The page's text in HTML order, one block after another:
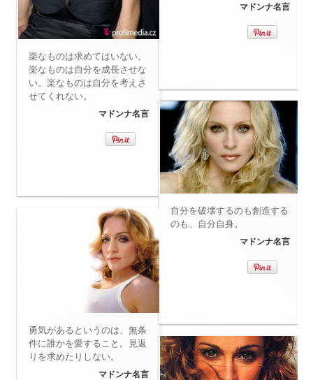
楽なものは求めてはいない。
楽なものは自分を成長させな
い。楽なものは自分を考えさ
せてくれない。
マドンナ名言
勇気があるというのは、無条
件に誰かを愛すること。見返
りを求めたりしない。
マドンナ名言
マドンナ名言
自分を破壊するのも創造する
のも、自分自身。
マドンナ名言